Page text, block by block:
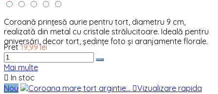
Coroană prințesă aurie pentru tort, diametru 9 cm,
realizată din metal cu cristale strălucitoare. Ideală pentru
aniversări, decor tort, ședințe foto și aranjamente florale.
Pret 19,99 lei
Mai multe
 In stoc
Nou
Vizualizare rapida